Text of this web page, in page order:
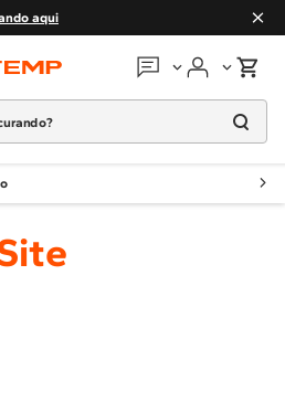
aqui
podemos
Brastemp